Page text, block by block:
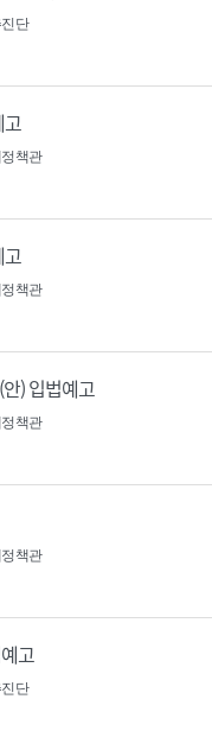
단
고
책관
고
책관
) 입법예고
책관
책관
고
단